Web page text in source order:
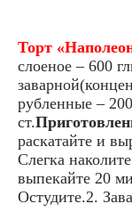
Торт
слоеное – 600
рубленные –
ст.
раскатайте и
Слегка
выпекайте 20
Остудите.2.